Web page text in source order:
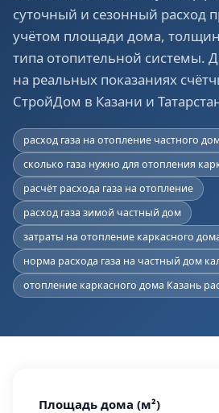
суточный и сезонный расход
учётом площади дома,
типа отопительной системы.
на реальных показаниях
СтройДом в Казани и
расход газа на отопление частного
сколько газа нужно для отопления
расчёт расхода газа на отопление
расход газа зимой частный дом
затраты на отопление каркасного
норма расхода газа на частный дом
отопление каркасного дома Казань
Площадь дома (м²)